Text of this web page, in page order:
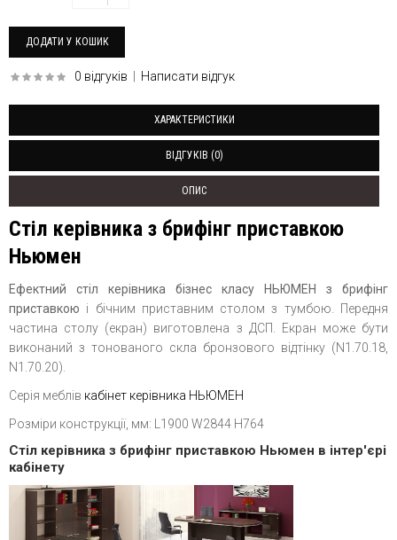
0 відгуків Написати відгук
ХАРАКТЕРИСТИКИ
ВІДГУКІВ (0)
ОПИС
Стіл керівника з брифінг приставкою
Ньюмен
Ефектний стіл керівника бізнес класу НЬЮМЕН з брифінг
приставкою і бічним приставним столом з тумбою. Передня
частина столу (екран) виготовлена з ДСП. Екран може бути
виконаний з тонованого скла бронзового відтінку (N1.70.18,
N1.70.20).
Серія меблів кабінет керівника НЬЮМЕН
Розміри конструкції, мм: L1900 W2844 H764
Стіл керівника з брифінг приставкою Ньюмен в інтер'єрі
кабінету